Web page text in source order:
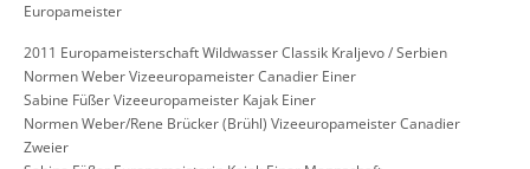
Europameister
2011 Europameisterschaft Wildwasser Classik Kraljevo / Serbien
Normen Weber Vizeeuropameister Canadier Einer
Sabine Füßer Vizeeuropameister Kajak Einer
Normen Weber/Rene Brücker (Brühl) Vizeeuropameister Canadier
Zweier